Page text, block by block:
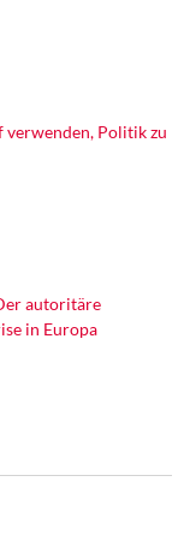
verwenden, Politik zu
autoritäre
in Europa